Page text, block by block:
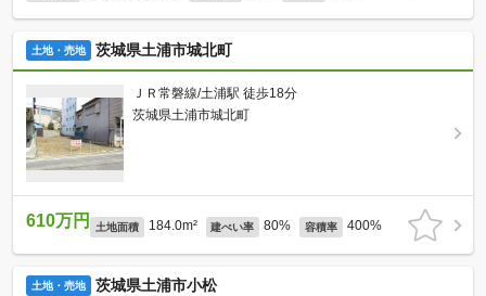
土地・売地 茨城県土浦市城北町
ＪＲ常磐線/土浦駅 徒歩18分
茨城県土浦市城北町
610万円 土地面積 184.0m² 建ぺい率 80% 容積率 400%
土地・売地 茨城県土浦市小松